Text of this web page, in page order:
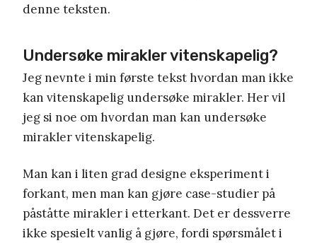
denne teksten.
Undersøke mirakler vitenskapelig?
Jeg nevnte i min første tekst hvordan man ikke
kan vitenskapelig undersøke mirakler. Her vil
jeg si noe om hvordan man kan undersøke
mirakler vitenskapelig.
Man kan i liten grad designe eksperiment i
forkant, men man kan gjøre case-studier på
påståtte mirakler i etterkant. Det er dessverre
ikke spesielt vanlig å gjøre, fordi spørsmålet i